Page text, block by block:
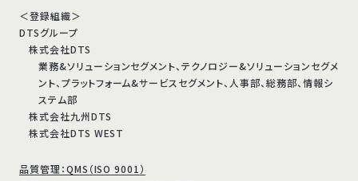
＜登録組織＞
DTSグループ
株式会社DTS
業務&ソリューションセグメント、テクノロジー&ソリューションセグメ
ント、プラットフォーム&サービスセグメント、人事部、総務部、情報シ
ステム部
株式会社九州DTS
株式会社DTS WEST
品質管理：QMS（ISO 9001）